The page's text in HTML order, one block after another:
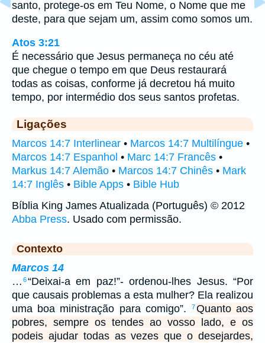
santo, protege-os em Teu Nome, o Nome que me
deste, para que sejam um, assim como somos um.
Atos 3:21
É necessário que Jesus permaneça no céu até
que chegue o tempo em que Deus restaurará
todas as coisas, conforme já decretou há muito
tempo, por intermédio dos seus santos profetas.
Ligações
Marcos 14:7 Interlinear • Marcos 14:7 Multilíngue •
Marcos 14:7 Espanhol • Marc 14:7 Francês •
Markus 14:7 Alemão • Marcos 14:7 Chinês • Mark
14:7 Inglês • Bible Apps • Bible Hub
Bíblia King James Atualizada (Português) © 2012
Abba Press. Usado com permissão.
Contexto
Marcos 14
… 6“Deixai-a em paz!”- ordenou-lhes Jesus. “Por
que causais problemas a esta mulher? Ela realizou
uma boa ministração para comigo”.
7Quanto aos
pobres, sempre os tendes ao vosso lado, e os
podeis ajudar todas as vezes que o desejardes,